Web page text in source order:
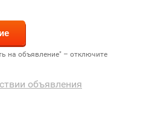
на объявление" – отключите
объявления